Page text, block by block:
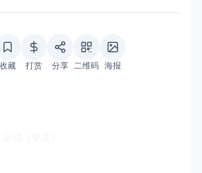
收藏 打赏 分享 二维码 海报